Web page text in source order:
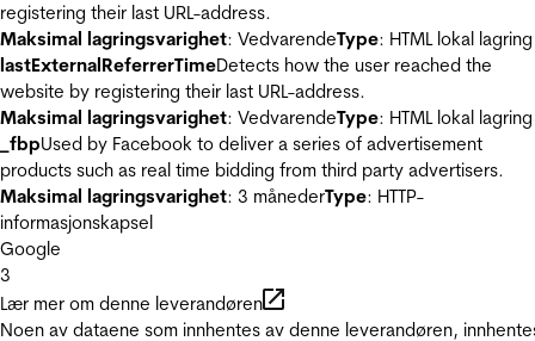
registering their last URL-address.
Maksimal lagringsvarighet: VedvarendeType: HTML lokal lagring
lastExternalReferrerTimeDetects how the user reached the
website by registering their last URL-address.
Maksimal lagringsvarighet: VedvarendeType: HTML lokal lagring
_fbpUsed by Facebook to deliver a series of advertisement
products such as real time bidding from third party advertisers.
Maksimal lagringsvarighet: 3 månederType: HTTP-
informasjonskapsel
Google
3
Lær mer om denne leverandøren
Noen av dataene som innhentes av denne leverandøren,